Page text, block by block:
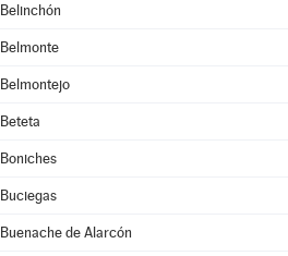
Belinchón
Belmonte
Belmontejo
Beteta
Boniches
Buciegas
Buenache de Alarcón